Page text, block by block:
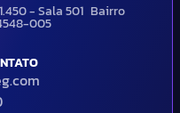
- Sala 501 Bairro
005